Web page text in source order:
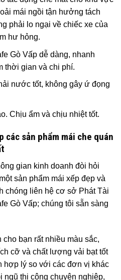
mái ngồi tận hưởng tách
phải lo ngại về chiếc xe của
hư hỏng.
Gò Vấp dễ dàng, nhanh
thời gian và chi phí.
nước tốt, không gây ứ đọng
Chịu ẩm và chịu nhiệt tốt.
các sản phẩm mái che quán
gian kinh doanh đòi hỏi
sản phẩm mái xếp đẹp và
chóng liên hệ cơ sở Phát Tài
Gò Vấp; chúng tôi sẵn sàng
bạn rất nhiều màu sắc,
cỡ và chất lượng vải bạt tốt
hợp lý so với các đơn vị khác
thi công chuyên nghiệp,